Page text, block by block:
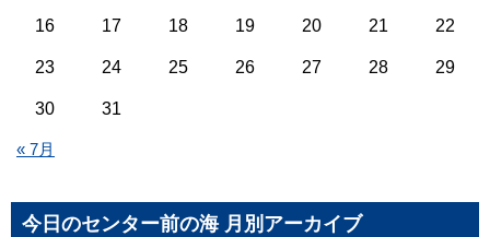
« 7月
16 17 18 19 20 21 22
23 24 25 26 27 28 29
30 31
今日のセンター前の海 月別アーカイブ